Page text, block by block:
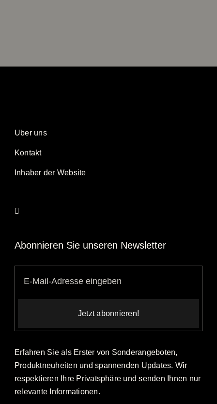
Uber uns
Kontakt
Inhaber der Website
Abonnieren Sie unseren Newsletter
Jetzt abonnieren!
Erfahren Sie als Erster von Sonderangeboten,
Produktneuheiten und spannenden Updates. Wir
respektieren Ihre Privatsphäre und senden Ihnen nur
relevante Informationen.